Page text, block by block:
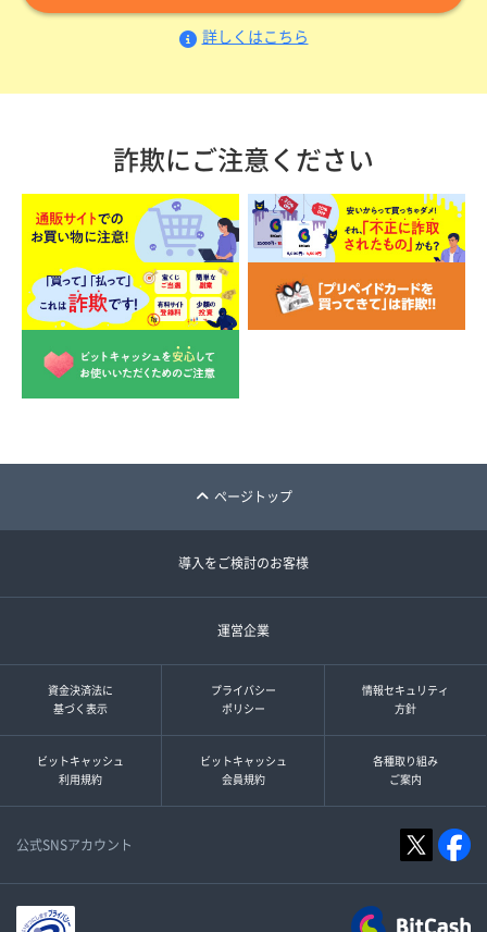
詳しくはこちら
詐欺にご注意ください
ページトップ
導入をご検討のお客様
運営企業
資金決済法に
基づく表示
プライバシー
ポリシー
情報セキュリティ
方針
ビットキャッシュ
利用規約
ビットキャッシュ
会員規約
各種取り組み
ご案内
公式SNSアカウント